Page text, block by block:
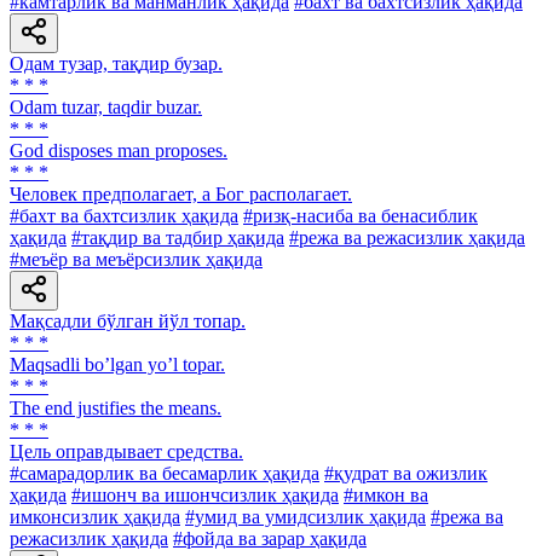
Одам тузар, тақдир бузар.
* * *
Odam tuzar, taqdir buzar.
* * *
God disposes man proposes.
* * *
Человек предполагает, а Бог располагает.
#бахт ва бахтсизлик ҳақида #ризқ-насиба ва бенасиблик
ҳақида #тақдир ва тадбир ҳақида #режа ва режасизлик ҳақида
#меъёр ва меъёрсизлик ҳақида
Мақсадли бўлган йўл топар.
* * *
Maqsadli boʼlgan yoʼl topar.
* * *
The end justifies the means.
* * *
Цель оправдывает средства.
#самарадорлик ва бесамарлик ҳақида #қудрат ва ожизлик
ҳақида #ишонч ва ишончсизлик ҳақида #имкон ва
имконсизлик ҳақида #умид ва умидсизлик ҳақида #режа ва
режасизлик ҳақида #фойда ва зарар ҳақида